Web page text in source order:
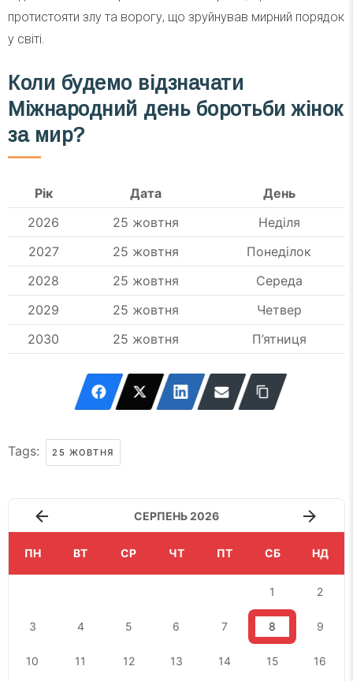
протистояти злу та ворогу, що зруйнував мирний порядок
у світі.
Коли будемо відзначати
Міжнародний день боротьби жінок
за мир?
Рік Дата
День
2026
25 жовтня
Неділя
2027
25 жовтня
Понеділок
2028
25 жовтня
Середа
2029
25 жовтня
Четвер
2030
25 жовтня П’ятниця
Tags: 25 ЖОВТНЯ
СЕРПЕНЬ 2026
ПН ВТ СР ЧТ ПТ СБ НД
1 2
3 4 5 6 7 8 9
10 11 12 13 14 15 16